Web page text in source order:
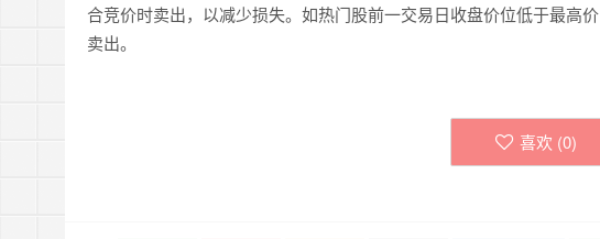
合竞价时卖出，以减少损失。如热门股前一交易日收盘价位低于最高
卖出。
喜欢 (0)